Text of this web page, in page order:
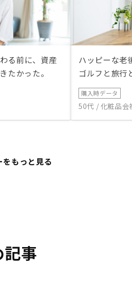
る前に、資産
たかった。
ハッピーな老
ゴルフと旅行
購入時データ
50代 / 化粧品会
をもっと見る
事